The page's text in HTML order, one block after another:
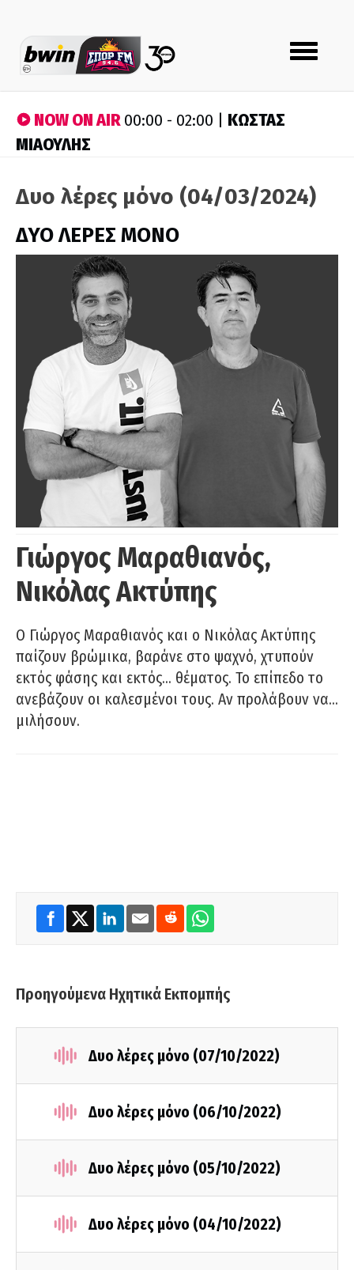
Toggle
navigation
NOW ON AIR00:00 - 02:00 | ΚΩΣΤΑΣ
ΜΙΑΟΥΛΗΣ
Δυο λέρες μόνο (04/03/2024)
ΔΥΟ ΛΕΡΕΣ ΜΟΝΟ
Γιώργος Μαραθιανός,
Νικόλας Ακτύπης
Ο Γιώργος Μαραθιανός και ο Νικόλας Ακτύπης
παίζουν βρώμικα, βαράνε στο ψαχνό, χτυπούν
εκτός φάσης και εκτός… θέματος. Το επίπεδο το
ανεβάζουν οι καλεσμένοι τους. Αν προλάβουν να…
μιλήσουν.
Προηγούμενα Ηχητικά Εκπομπής
Δυο λέρες μόνο (07/10/2022)
Δυο λέρες μόνο (06/10/2022)
Δυο λέρες μόνο (05/10/2022)
Δυο λέρες μόνο (04/10/2022)